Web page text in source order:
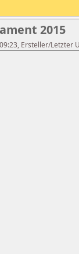
2015
Ersteller/Letzter